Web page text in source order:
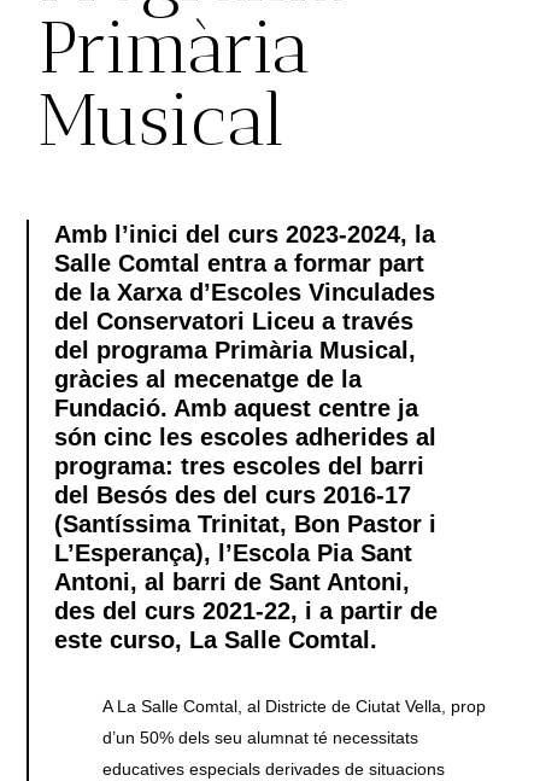
Primària
Musical
Amb l’inici del curs 2023-2024, la
Salle Comtal entra a formar part
de la Xarxa d’Escoles Vinculades
del Conservatori Liceu a través
del programa Primària Musical,
gràcies al mecenatge de la
Fundació. Amb aquest centre ja
són cinc les escoles adherides al
programa: tres escoles del barri
del Besós des del curs 2016-17
(Santíssima Trinitat, Bon Pastor i
L’Esperança), l’Escola Pia Sant
Antoni, al barri de Sant Antoni,
des del curs 2021-22, i a partir de
este curso, La Salle Comtal.
A La Salle Comtal, al Districte de Ciutat Vella, prop
d’un 50% dels seu alumnat té necessitats
educatives especials derivades de situacions